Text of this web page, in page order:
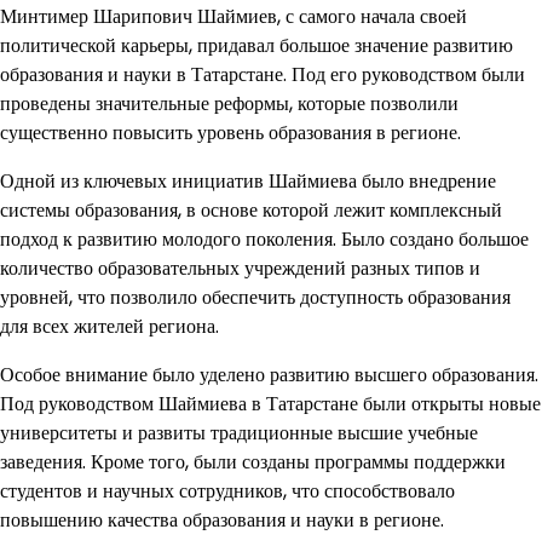
Минтимер Шарипович Шаймиев, с самого начала своей
политической карьеры, придавал большое значение развитию
образования и науки в Татарстане. Под его руководством были
проведены значительные реформы, которые позволили
существенно повысить уровень образования в регионе.
Одной из ключевых инициатив Шаймиева было внедрение
системы образования, в основе которой лежит комплексный
подход к развитию молодого поколения. Было создано большое
количество образовательных учреждений разных типов и
уровней, что позволило обеспечить доступность образования
для всех жителей региона.
Особое внимание было уделено развитию высшего образования.
Под руководством Шаймиева в Татарстане были открыты новые
университеты и развиты традиционные высшие учебные
заведения. Кроме того, были созданы программы поддержки
студентов и научных сотрудников, что способствовало
повышению качества образования и науки в регионе.